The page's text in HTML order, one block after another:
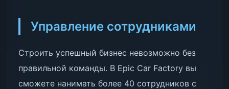
Управление сотрудниками
Строить успешный бизнес невозможно без
правильной команды. В Epic Car Factory вы
сможете нанимать более 40 сотрудников с